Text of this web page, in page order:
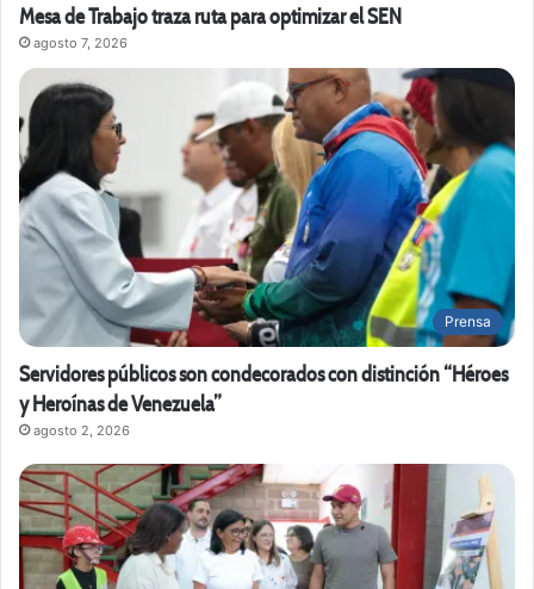
Mesa de Trabajo traza ruta para optimizar el SEN
agosto 7, 2026
Prensa
Servidores públicos son condecorados con distinción “Héroes
y Heroínas de Venezuela”
agosto 2, 2026